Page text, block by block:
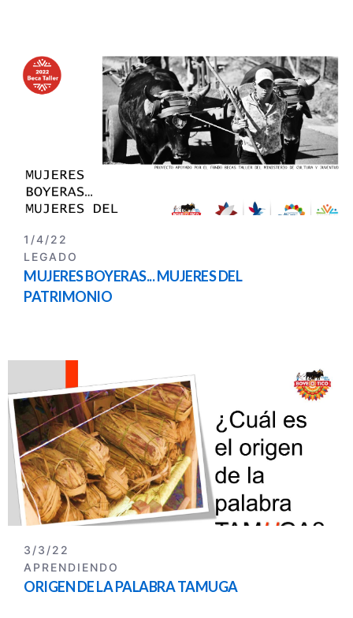
1/4/22
LEGADO
MUJERES BOYERAS... MUJERES DEL
PATRIMONIO
3/3/22
APRENDIENDO
ORIGEN DE LA PALABRA TAMUGA